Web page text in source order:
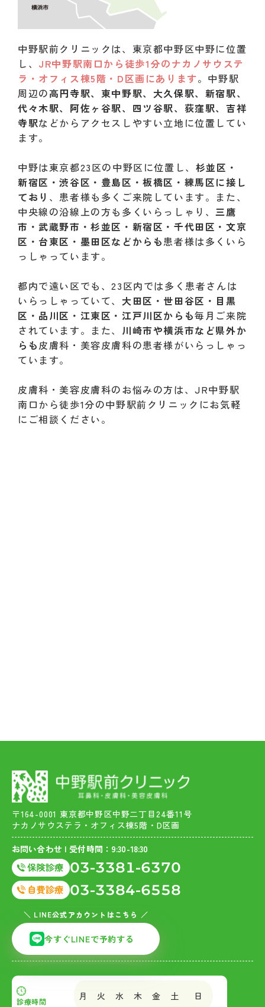
中野駅前クリニックは、東京都中野区中野に位置
し、 JR中野駅南口から徒歩1分のナカノサウステ
ラ・オフィス棟5階・D区画にあります。中野駅
周辺の高円寺駅、東中野駅、大久保駅、新宿駅、
代々木駅、阿佐ヶ谷駅、四ツ谷駅、荻窪駅、吉祥
寺駅などからアクセスしやすい立地に位置してい
ます。
中野は東京都23区の中野区に位置し、 杉並区・
新宿区・渋谷区・豊島区・板橋区・練馬区に接し
ており 、患者様も多くご来院しています。また、
中央線の沿線上の方も多くいらっしゃり、三鷹
市・武蔵野市・杉並区・新宿区・千代田区・文京
区・台東区・墨田区などからも患者様は多くいら
っしゃっています。
都内で遠い区でも、23区内では多く患者さんは
いらっしゃっていて、大田区・世田谷区・目黒
区・品川区・江東区・江戸川区からも毎月ご来院
されています。また、 川崎市や横浜市など県外か
らも皮膚科・美容皮膚科の患者様がいらっしゃっ
ています。
皮膚科・美容皮膚科のお悩みの方は、JR中野駅
南口から徒歩1分の中野駅前クリニックにお気軽
にご相談ください。
〒164-0001 東京都中野区中野二丁目24番11号
ナカノサウステラ・オフィス棟5階・D区画
お問い合わせ | 受付時間：9:30-18:30
03-3381-6370
03-3384-6558
＼ LINE公式アカウントはこちら ／
今すぐLINEで予約する
診療時間 月 火 水 木 金 土 日